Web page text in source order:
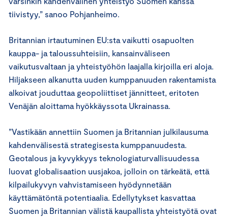
tiivistyy,” sanoo Pohjanheimo.
Britannian irtautuminen EU:sta vaikutti osapuolten
kauppa- ja taloussuhteisiin, kansainväliseen
vaikutusvaltaan ja yhteistyöhön laajalla kirjoilla eri aloja.
Hiljakseen alkanutta uuden kumppanuuden rakentamista
alkoivat jouduttaa geopoliittiset jännitteet, eritoten
Venäjän aloittama hyökkäyssota Ukrainassa.
”Vastikään annettiin Suomen ja Britannian julkilausuma
kahdenvälisestä strategisesta kumppanuudesta.
Geotalous ja kyvykkyys teknologiaturvallisuudessa
luovat globalisaation uusjakoa, jolloin on tärkeätä, että
kilpailukyvyn vahvistamiseen hyödynnetään
käyttämätöntä potentiaalia. Edellytykset kasvattaa
Suomen ja Britannian välistä kaupallista yhteistyötä ovat